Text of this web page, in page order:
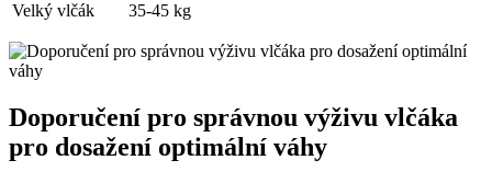
Velký ⁤vlčák
35-45 kg
Doporučení pro správnou‍ výživu vlčáka ​
pro dosažení optimální⁤ váhy